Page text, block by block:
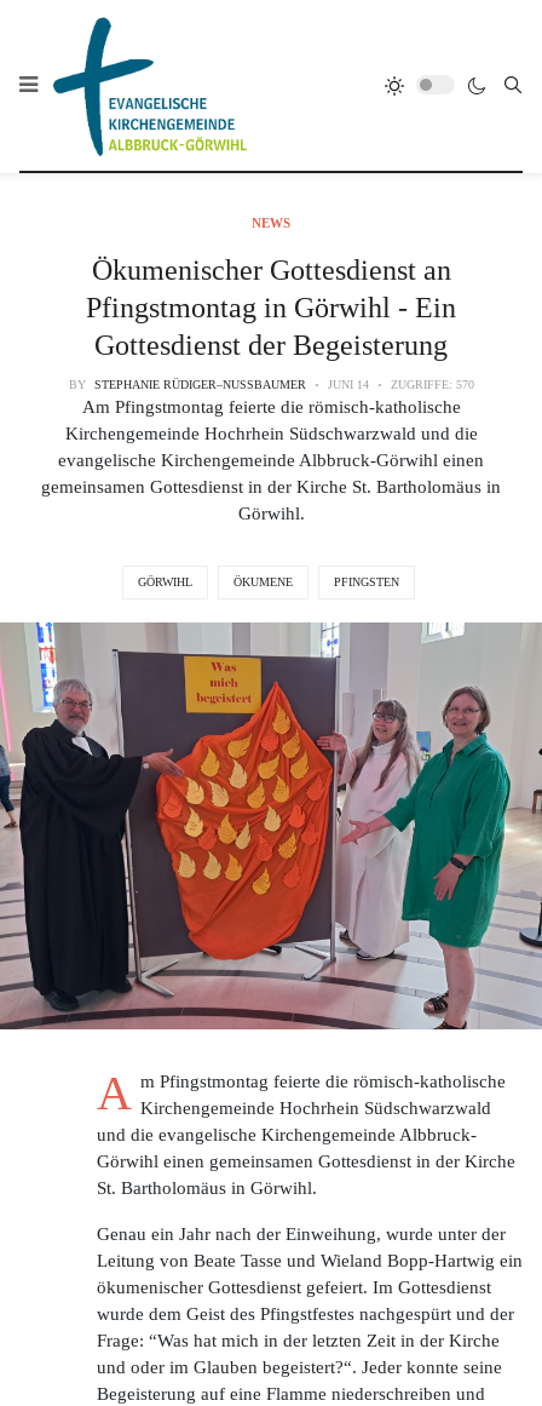
NEWS
Ökumenischer Gottesdienst an
Pfingstmontag in Görwihl - Ein
Gottesdienst der Begeisterung
BY STEPHANIE RÜDIGER–NUSSBAUMER JUNI 14 ZUGRIFFE: 570
Am Pfingstmontag feierte die römisch-katholische
Kirchengemeinde Hochrhein Südschwarzwald und die
evangelische Kirchengemeinde Albbruck-Görwihl einen
gemeinsamen Gottesdienst in der Kirche St. Bartholomäus in
Görwihl.
GÖRWIHL ÖKUMENE PFINGSTEN
A m Pfingstmontag feierte die römisch-katholische
Kirchengemeinde Hochrhein Südschwarzwald
und die evangelische Kirchengemeinde Albbruck-
Görwihl einen gemeinsamen Gottesdienst in der Kirche
St. Bartholomäus in Görwihl.
Genau ein Jahr nach der Einweihung, wurde unter der
Leitung von Beate Tasse und Wieland Bopp-Hartwig ein
ökumenischer Gottesdienst gefeiert. Im Gottesdienst
wurde dem Geist des Pfingstfestes nachgespürt und der
Frage: “Was hat mich in der letzten Zeit in der Kirche
und oder im Glauben begeistert?“. Jeder konnte seine
Begeisterung auf eine Flamme niederschreiben und